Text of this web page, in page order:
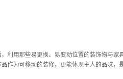
质装饰摆件需要经常的维护和保养，让木质
整个空间变得富有鲜艳的色彩视觉效果，能
都涂成来富有蓝天一色的色彩，让办公空
间...
利用那些易更换、易变动位置的装饰物与
作为可移动的装修，更能体现主人的品味，